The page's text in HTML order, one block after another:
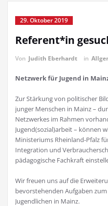
29. Oktober 2019
Referent*in
Von Judith Eberhardt in
Netzwerk für Jugend in
Zur Stärkung von politischer
junger Menschen in Mainz –
Netzwerkes im Rahmen
Jugend(sozial)arbeit – können
Ministeriums Rheinland-Pfalz
Integration und
pädagogische Fachkraft
Wir freuen uns auf die
bevorstehenden Aufgaben
Jugendlichen in Mainz.